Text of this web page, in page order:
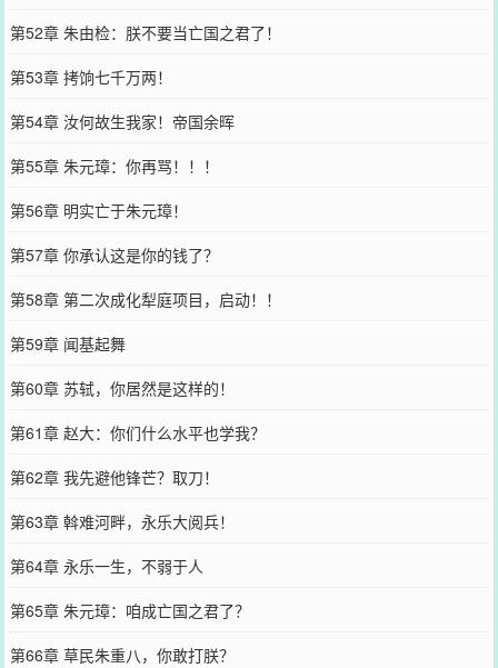
第52章 朱由检：朕不要当亡国之君了！
第53章 拷饷七千万两！
第54章 汝何故生我家！帝国余晖
第55章 朱元璋：你再骂！！！
第56章 明实亡于朱元璋！
第57章 你承认这是你的钱了？
第58章 第二次成化犁庭项目，启动！！
第59章 闻基起舞
第60章 苏轼，你居然是这样的！
第61章 赵大：你们什么水平也学我？
第62章 我先避他锋芒？取刀！
第63章 斡难河畔，永乐大阅兵！
第64章 永乐一生，不弱于人
第65章 朱元璋：咱成亡国之君了？
第66章 草民朱重八，你敢打朕？